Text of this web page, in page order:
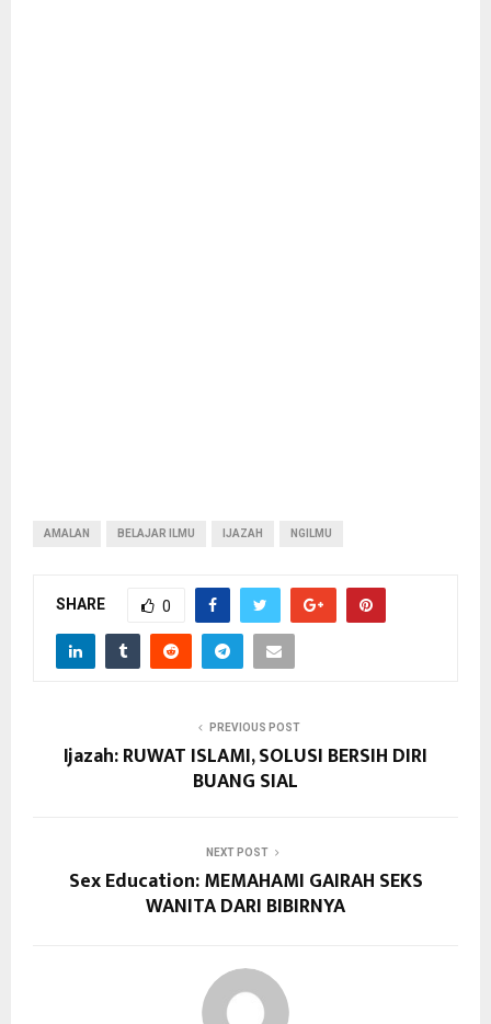
AMALAN BELAJAR ILMU IJAZAH NGILMU
SHARE 0
PREVIOUS POST
Ijazah: RUWAT ISLAMI, SOLUSI BERSIH DIRI
BUANG SIAL
NEXT POST
Sex Education: MEMAHAMI GAIRAH SEKS
WANITA DARI BIBIRNYA